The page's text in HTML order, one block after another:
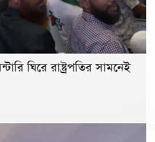
ঘিরে রাষ্ট্রপতির সামনেই